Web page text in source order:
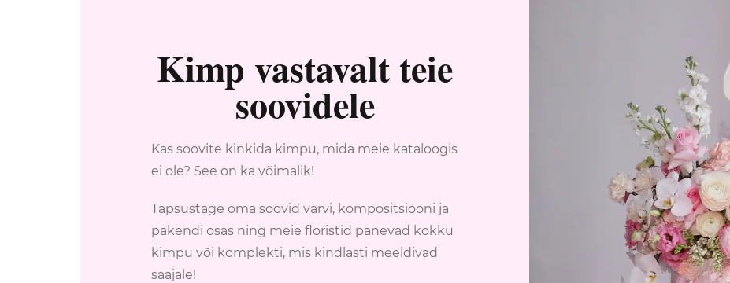
Kimp vastavalt teie
soovidele
Kas soovite kinkida kimpu, mida meie kataloogis
ei ole? See on ka võimalik!
Täpsustage oma soovid värvi, kompositsiooni ja
pakendi osas ning meie floristid panevad kokku
kimpu või komplekti, mis kindlasti meeldivad
saajale!